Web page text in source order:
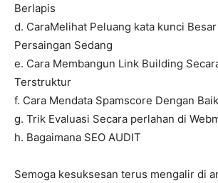
Berlapis
d. CaraMelihat Peluang kata kunci
Persaingan Sedang
e. Cara Membangun Link Building
Terstruktur
f. Cara Mendata Spamscore Dengan
g. Trik Evaluasi Secara perlahan di
h. Bagaimana SEO AUDIT
Semoga kesuksesan terus mengalir di